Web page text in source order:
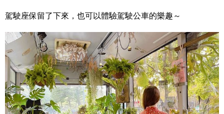
駕駛座保留了下來，也可以體驗駕駛公車的樂趣～